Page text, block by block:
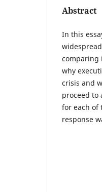
Abstract
In this
comparing
why
crisis and
proceed to
for each of
response